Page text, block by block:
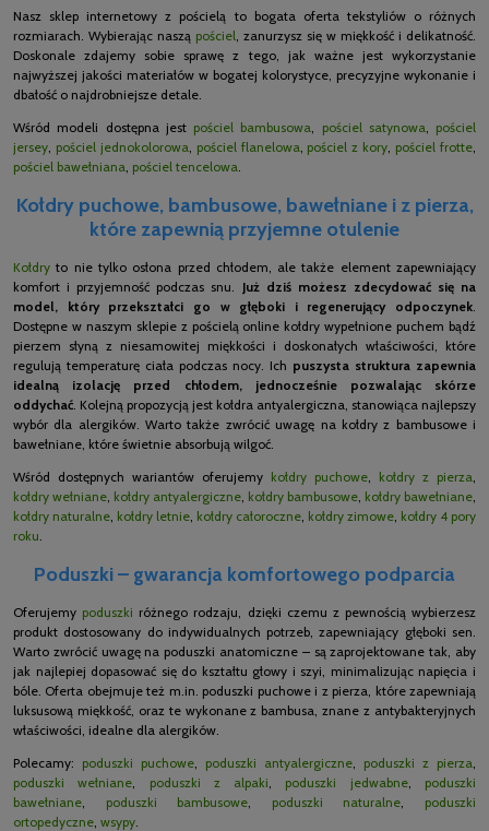
Nasz sklep internetowy z pościelą to bogata oferta tekstyliów o różnych
rozmiarach. Wybierając naszą pościel, zanurzysz się w miękkość i delikatność.
Doskonale zdajemy sobie sprawę z tego, jak ważne jest wykorzystanie
najwyższej jakości materiałów w bogatej kolorystyce, precyzyjne wykonanie i
dbałość o najdrobniejsze detale.
Wśród modeli dostępna jest pościel bambusowa, pościel satynowa, pościel
jersey, pościel jednokolorowa, pościel flanelowa, pościel z kory, pościel frotte,
pościel bawełniana, pościel tencelowa.
Kołdry puchowe, bambusowe, bawełniane i z pierza,
które zapewnią przyjemne otulenie
Kołdry to nie tylko osłona przed chłodem, ale także element zapewniający
komfort i przyjemność podczas snu. Już dziś możesz zdecydować się na
model, który przekształci go w głęboki i regenerujący odpoczynek.
Dostępne w naszym sklepie z pościelą online kołdry wypełnione puchem bądź
pierzem słyną z niesamowitej miękkości i doskonałych właściwości, które
regulują temperaturę ciała podczas nocy. Ich puszysta struktura zapewnia
idealną izolację przed chłodem, jednocześnie pozwalając skórze
oddychać. Kolejną propozycją jest kołdra antyalergiczna, stanowiąca najlepszy
wybór dla alergików. Warto także zwrócić uwagę na kołdry z bambusowe i
bawełniane, które świetnie absorbują wilgoć.
Wśród dostępnych wariantów oferujemy kołdry puchowe, kołdry z pierza,
kołdry wełniane, kołdry antyalergiczne, kołdry bambusowe, kołdry bawełniane,
kołdry naturalne, kołdry letnie, kołdry całoroczne, kołdry zimowe, kołdry 4 pory
roku.
Poduszki – gwarancja komfortowego podparcia
Oferujemy poduszki różnego rodzaju, dzięki czemu z pewnością wybierzesz
produkt dostosowany do indywidualnych potrzeb, zapewniający głęboki sen.
Warto zwrócić uwagę na poduszki anatomiczne – są zaprojektowane tak, aby
jak najlepiej dopasować się do kształtu głowy i szyi, minimalizując napięcia i
bóle. Oferta obejmuje też m.in. poduszki puchowe i z pierza, które zapewniają
luksusową miękkość, oraz te wykonane z bambusa, znane z antybakteryjnych
właściwości, idealne dla alergików.
Polecamy: poduszki puchowe poduszki antyalergiczne poduszki z pierza
poduszki wełniane
poduszki z alpaki poduszki jedwabne, poduszki
bawełniane
poduszki bambusowe poduszki naturalne
poduszki
ortopedyczne wsypy